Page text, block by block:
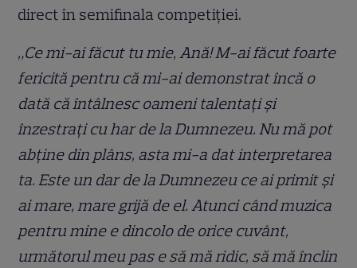
direct în semifinala competiției.
„Ce mi-ai făcut tu mie, Ană! M-ai făcut foarte
fericită pentru că mi-ai demonstrat încă o
dată că întâlnesc oameni talentați și
înzestrați cu har de la Dumnezeu. Nu mă pot
abține din plâns, asta mi-a dat interpretarea
ta. Este un dar de la Dumnezeu ce ai primit și
ai mare, mare grijă de el. Atunci când muzica
pentru mine e dincolo de orice cuvânt,
următorul meu pas e să mă ridic, să mă înclin